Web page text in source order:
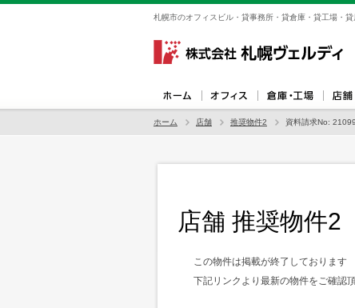
札幌市のオフィスビル・貸事務所・貸倉庫・貸工場・
ホーム 店舗 推奨物件2 資料請求No: 21099
店舗 推奨物件2
この物件は掲載が終了しております
下記リンクより最新の物件をご確認